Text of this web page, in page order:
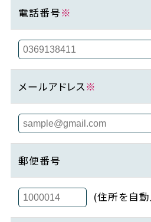
電話番号※
メールアドレス※
郵便番号
(住所を自